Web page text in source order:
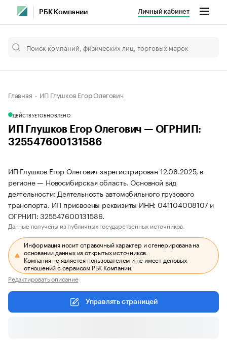
РБК Компании Личный кабинет
Главная ИП Глушков Егор Олегович
ДЕЙСТВУЕТОБНОВЛЕНО
ИП Глушков Егор Олегович — ОГРНИП:
325547600131586
ИП Глушков Егор Олегович зарегистрирован 12.08.2025, в
регионе — Новосибирская область. Основной вид
деятельности: Деятельность автомобильного грузового
транспорта. ИП присвоены реквизиты ИНН: 041104008107 и
ОГРНИП: 325547600131586.
Данные получены из публичных государственных источников.
Информация носит справочный характер и сгенерирована на
основании данных из открытых источников.
Компания не является пользователем и не имеет деловых
отношений с сервисом РБК Компании.
Редактировать описание
Управлять страницей